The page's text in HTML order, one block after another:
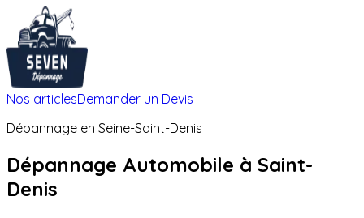
Nos articlesDemander un Devis
Dépannage en Seine-Saint-Denis
Dépannage Automobile à Saint-
Denis